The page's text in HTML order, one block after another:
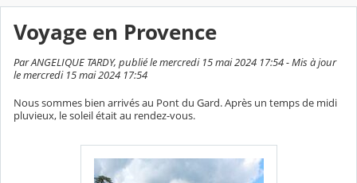
Voyage en Provence
Par ANGELIQUE TARDY, publié le mercredi 15 mai 2024 17:54 - Mis à jour
le mercredi 15 mai 2024 17:54
Nous sommes bien arrivés au Pont du Gard. Après un temps de midi
pluvieux, le soleil était au rendez-vous.